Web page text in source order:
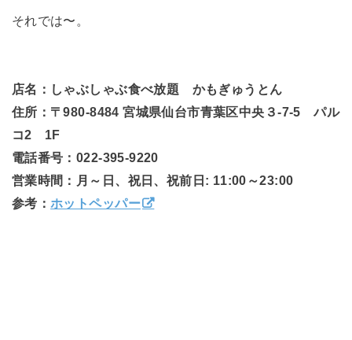
それでは〜。
店名：しゃぶしゃぶ食べ放題 かもぎゅうとん
住所：〒980-8484 宮城県仙台市青葉区中央３-7-5 パル
コ2 1F
電話番号：022-395-9220
営業時間：月～日、祝日、祝前日: 11:00～23:00
参考：ホットペッパー